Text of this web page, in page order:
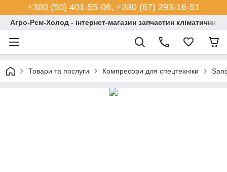
+380 (50) 401-55-06, +380 (67) 293-16-51
Агро-Рем-Холод - інтернет-магазин запчастин кліматичних
Товари та послуги Компресори для спецтехніки